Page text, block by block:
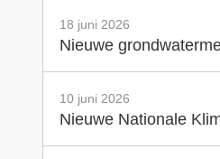
18 juni 2026
Nieuwe
10 juni 2026
Nieuwe Nationale